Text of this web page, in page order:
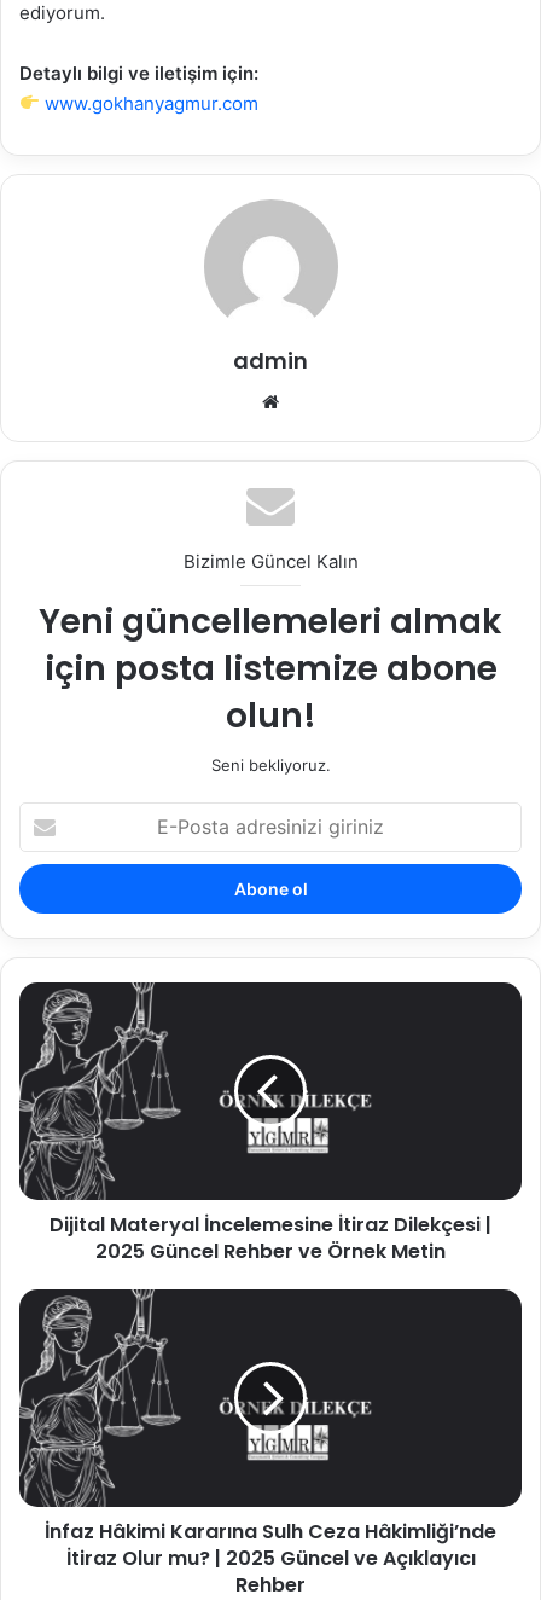
ediyorum.
Detaylı bilgi ve iletişim için:
www.gokhanyagmur.com
admin
Bizimle Güncel Kalın
Yeni güncellemeleri almak
için posta listemize abone
olun!
Seni bekliyoruz.
Posta
adresinizi
giriniz
Dijital
Materyal
İncelemesine
İtiraz
Dilekçesi
2025
Güncel
Rehber
Dijital Materyal İncelemesine İtiraz Dilekçesi |
2025 Güncel Rehber ve Örnek Metin
İnfaz
Hâkimi
Kararına
Sulh
Ceza
Hâkimliği’nde
İtiraz
Olur
mu?
İnfaz Hâkimi Kararına Sulh Ceza Hâkimliği’nde
İtiraz Olur mu? | 2025 Güncel ve Açıklayıcı
Rehber